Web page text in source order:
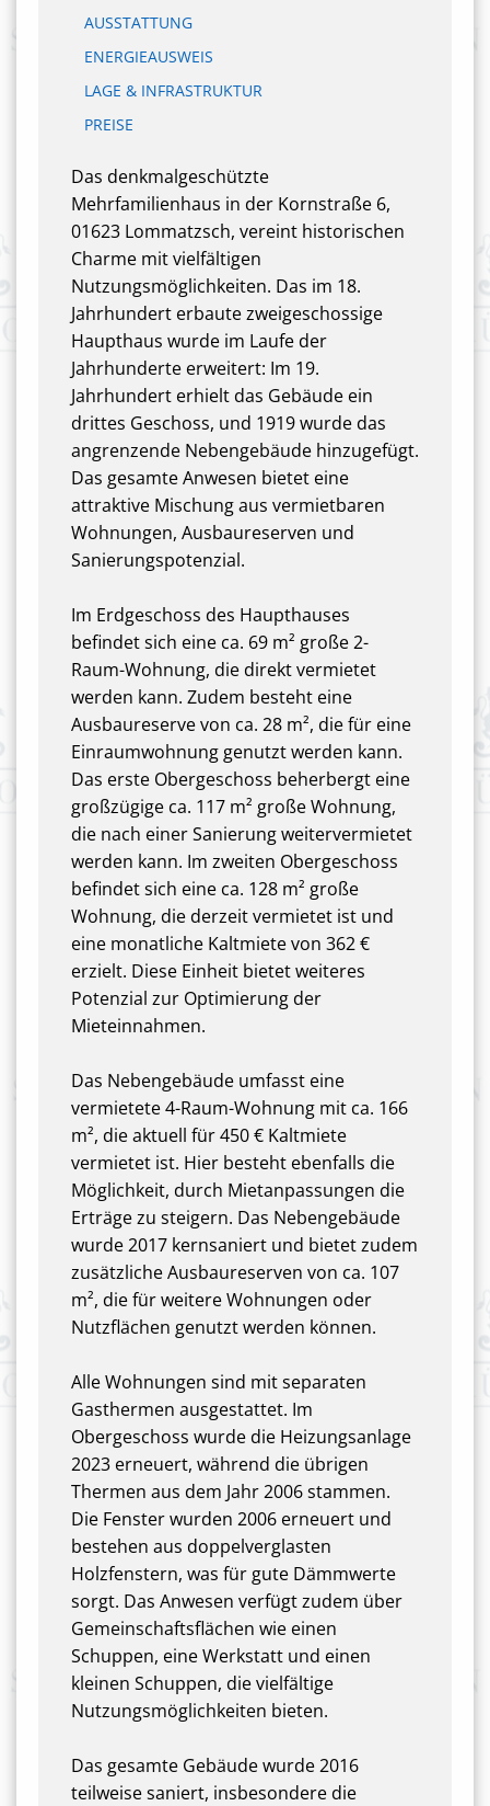
AUSSTATTUNG
ENERGIEAUSWEIS
LAGE & INFRASTRUKTUR
PREISE
Das denkmalgeschützte
Mehrfamilienhaus in der Kornstraße 6,
01623 Lommatzsch, vereint historischen
Charme mit vielfältigen
Nutzungsmöglichkeiten. Das im 18.
Jahrhundert erbaute zweigeschossige
Haupthaus wurde im Laufe der
Jahrhunderte erweitert: Im 19.
Jahrhundert erhielt das Gebäude ein
drittes Geschoss, und 1919 wurde das
angrenzende Nebengebäude hinzugefügt.
Das gesamte Anwesen bietet eine
attraktive Mischung aus vermietbaren
Wohnungen, Ausbaureserven und
Sanierungspotenzial.
Im Erdgeschoss des Haupthauses
befindet sich eine ca. 69 m² große 2-
Raum-Wohnung, die direkt vermietet
werden kann. Zudem besteht eine
Ausbaureserve von ca. 28 m², die für eine
Einraumwohnung genutzt werden kann.
Das erste Obergeschoss beherbergt eine
großzügige ca. 117 m² große Wohnung,
die nach einer Sanierung weitervermietet
werden kann. Im zweiten Obergeschoss
befindet sich eine ca. 128 m² große
Wohnung, die derzeit vermietet ist und
eine monatliche Kaltmiete von 362 €
erzielt. Diese Einheit bietet weiteres
Potenzial zur Optimierung der
Mieteinnahmen.
Das Nebengebäude umfasst eine
vermietete 4-Raum-Wohnung mit ca. 166
m², die aktuell für 450 € Kaltmiete
vermietet ist. Hier besteht ebenfalls die
Möglichkeit, durch Mietanpassungen die
Erträge zu steigern. Das Nebengebäude
wurde 2017 kernsaniert und bietet zudem
zusätzliche Ausbaureserven von ca. 107
m², die für weitere Wohnungen oder
Nutzflächen genutzt werden können.
Alle Wohnungen sind mit separaten
Gasthermen ausgestattet. Im
Obergeschoss wurde die Heizungsanlage
2023 erneuert, während die übrigen
Thermen aus dem Jahr 2006 stammen.
Die Fenster wurden 2006 erneuert und
bestehen aus doppelverglasten
Holzfenstern, was für gute Dämmwerte
sorgt. Das Anwesen verfügt zudem über
Gemeinschaftsflächen wie einen
Schuppen, eine Werkstatt und einen
kleinen Schuppen, die vielfältige
Nutzungsmöglichkeiten bieten.
Das gesamte Gebäude wurde 2016
teilweise saniert, insbesondere die